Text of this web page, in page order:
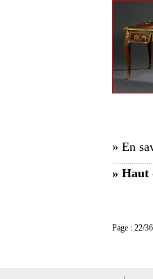
» En
» Haut
Page :